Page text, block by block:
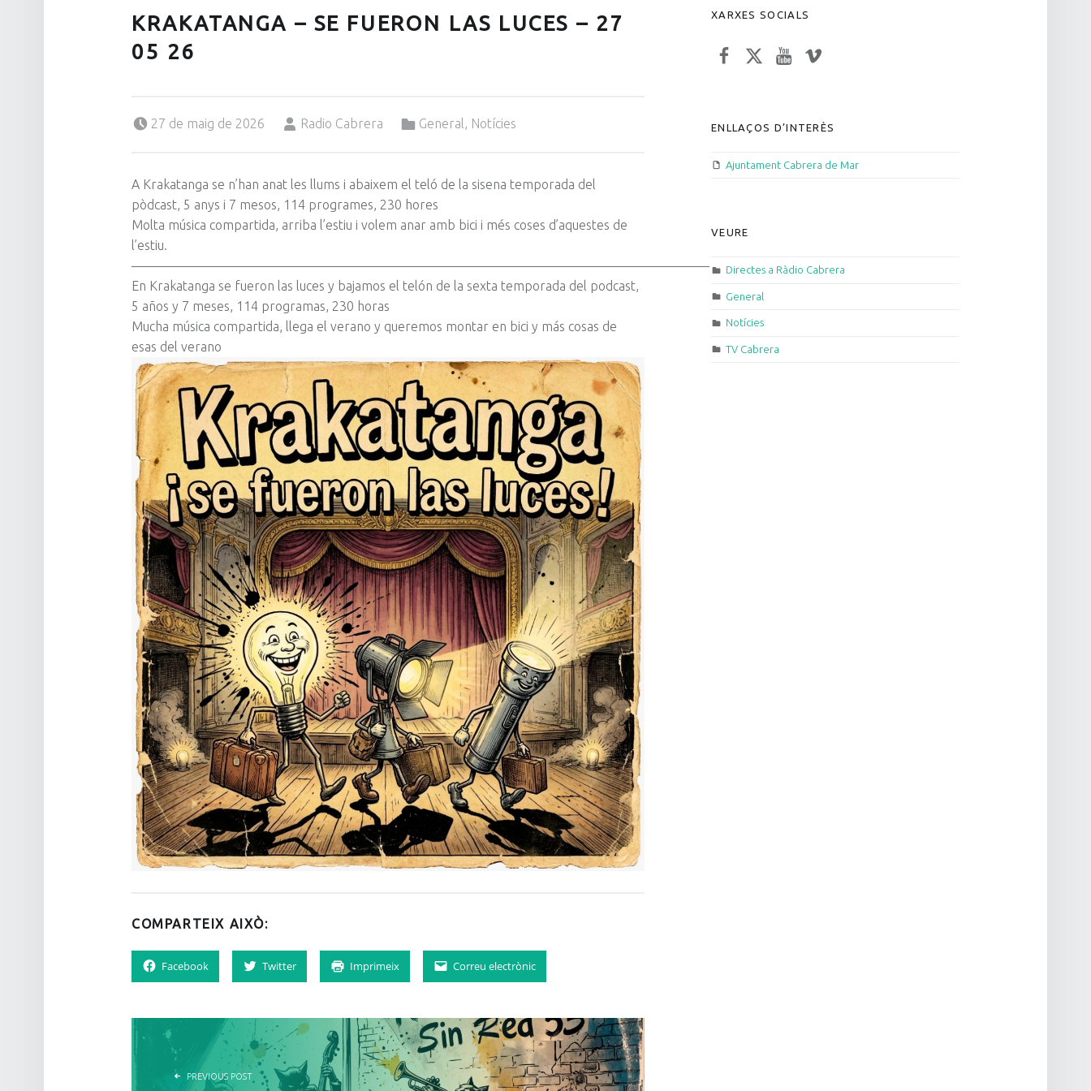
KRAKATANGA – SE FUERON LAS LUCES – 27
05 26
27 de maig de 2026
Radio Cabrera
General , Notícies
A Krakatanga se n’han anat les llums i abaixem el teló de la sisena temporada del
pòdcast, 5 anys i 7 mesos, 114 programes, 230 hores
Molta música compartida, arriba l’estiu i volem anar amb bici i més coses d’aquestes de
l’estiu.
————————————————————————————————————————————–
En Krakatanga se fueron las luces y bajamos el telón de la sexta temporada del podcast,
5 años y 7 meses, 114 programas, 230 horas
Mucha música compartida, llega el verano y queremos montar en bici y más cosas de
esas del verano
COMPARTEIX AIXÒ:
Facebook Twitter Imprimeix Correu electrònic
NAVEGACIÓ D'ENTRADES
PREVIOUS POST
XARXES SOCIALS
Facebook
TwitterYouTube
Vimeo
ENLLAÇOS D’INTERÈS
Ajuntament Cabrera de Mar
VEURE
Directes a Ràdio Cabrera
General
Notícies
TV Cabrera